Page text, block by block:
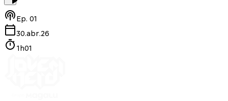
Ep. 01
30.abr.26
1h01